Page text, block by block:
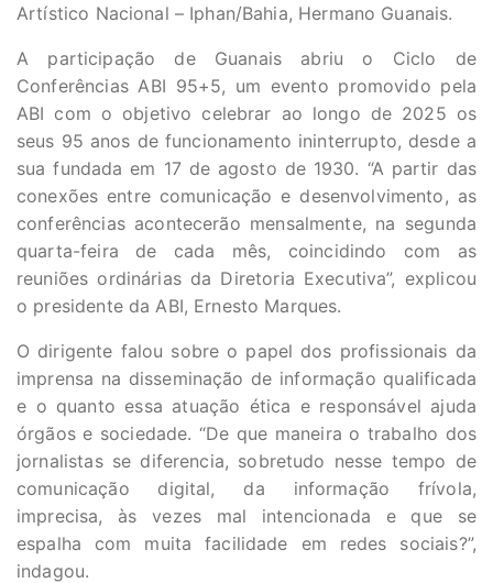
Artístico Nacional – Iphan/Bahia, Hermano Guanais.
A participação de Guanais abriu o Ciclo de
Conferências ABI 95+5, um evento promovido pela
ABI com o objetivo celebrar ao longo de 2025 os
seus 95 anos de funcionamento ininterrupto, desde a
sua fundada em 17 de agosto de 1930. “A partir das
conexões entre comunicação e desenvolvimento, as
conferências acontecerão mensalmente, na segunda
quarta-feira de cada mês, coincidindo com as
reuniões ordinárias da Diretoria Executiva”, explicou
o presidente da ABI, Ernesto Marques.
O dirigente falou sobre o papel dos profissionais da
imprensa na disseminação de informação qualificada
e o quanto essa atuação ética e responsável ajuda
órgãos e sociedade. “De que maneira o trabalho dos
jornalistas se diferencia, sobretudo nesse tempo de
comunicação digital, da informação frívola,
imprecisa, às vezes mal intencionada e que se
espalha com muita facilidade em redes sociais?”,
indagou.